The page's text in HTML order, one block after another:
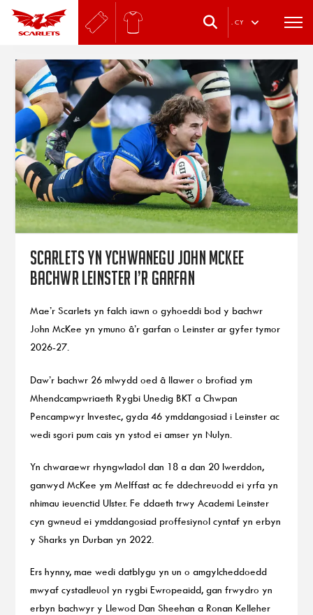
. CY
Scarlets yn ychwanegu John McKee
bachwr Leinster i’r garfan
Mae’r Scarlets yn falch iawn o gyhoeddi bod y bachwr
John McKee yn ymuno â’r garfan o Leinster ar gyfer tymor
2026-27.
Daw’r bachwr 26 mlwydd oed â llawer o brofiad ym
Mhendcampwriaeth Rygbi Unedig BKT a Chwpan
Pencampwyr Investec, gyda 46 ymddangosiad i Leinster ac
wedi sgori pum cais yn ystod ei amser yn Nulyn.
Yn chwaraewr rhyngwladol dan 18 a dan 20 Iwerddon,
ganwyd McKee ym Melffast ac fe ddechreuodd ei yrfa yn
nhimau ieuenctid Ulster. Fe ddaeth trwy Academi Leinster
cyn gwneud ei ymddangosiad proffesiynol cyntaf yn erbyn
y Sharks yn Durban yn 2022.
Ers hynny, mae wedi datblygu yn un o amgylcheddoedd
mwyaf cystadleuol yn rygbi Ewropeaidd, gan frwydro yn
erbyn bachwyr y Llewod Dan Sheehan a Ronan Kelleher